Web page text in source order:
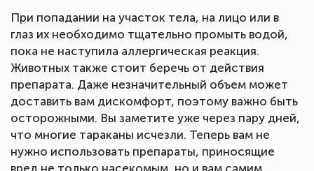
При попадании на участок тела, на лицо или в
глаз их необходимо тщательно промыть водой,
пока не наступила аллергическая реакция.
Животных также стоит беречь от действия
препарата. Даже незначительный объем может
доставить вам дискомфорт, поэтому важно быть
осторожными. Вы заметите уже через пару дней,
что многие тараканы исчезли. Теперь вам не
нужно использовать препараты, приносящие